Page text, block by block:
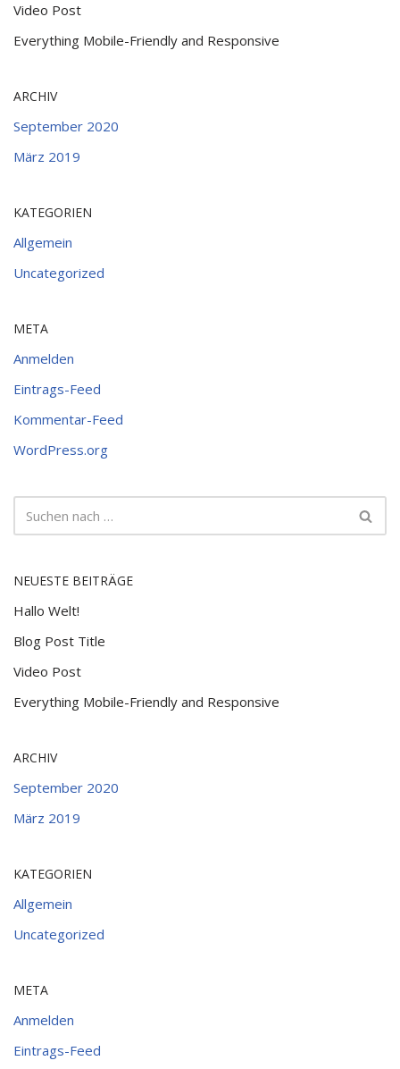
Video Post
Everything Mobile-Friendly and Responsive
ARCHIV
September 2020
März 2019
KATEGORIEN
Allgemein
Uncategorized
META
Anmelden
Eintrags-Feed
Kommentar-Feed
WordPress.org
NEUESTE BEITRÄGE
Hallo Welt!
Blog Post Title
Video Post
Everything Mobile-Friendly and Responsive
ARCHIV
September 2020
März 2019
KATEGORIEN
Allgemein
Uncategorized
META
Anmelden
Eintrags-Feed